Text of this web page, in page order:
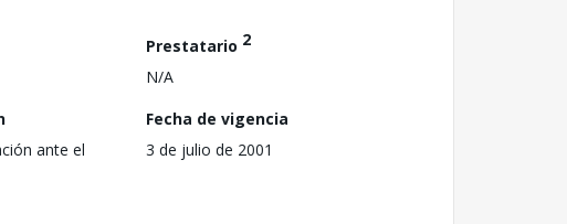
Prestatario 2
N/A
ante el
Fecha de vigencia
3 de julio de 2001